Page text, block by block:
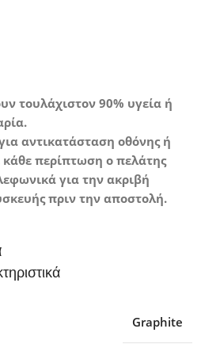
τουλάχιστον 90% υγεία ή
αντικατάσταση οθόνης ή
κάθε περίπτωση ο πελάτης
για την ακριβή
πριν την αποστολή.
Graphite